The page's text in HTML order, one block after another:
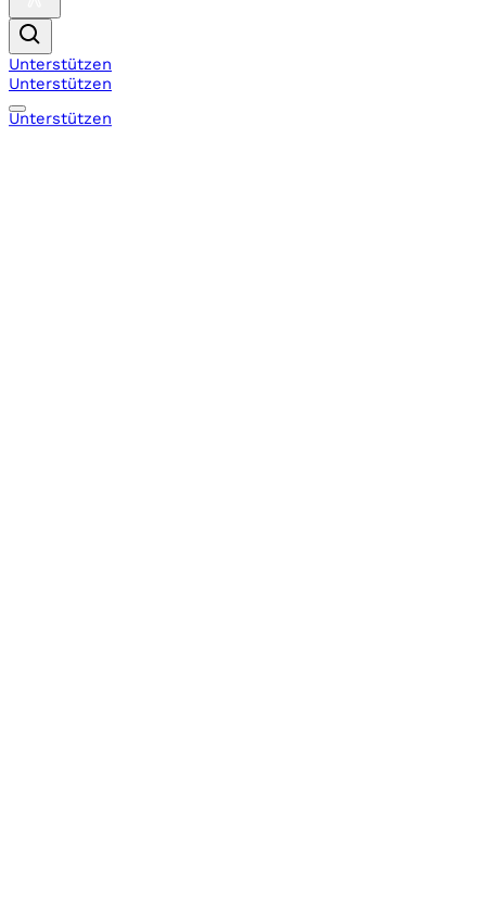
Unterstützen
Unterstützen
Unterstützen